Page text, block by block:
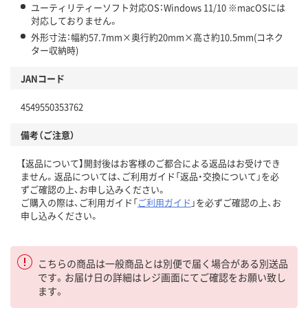
ユーティリティーソフト対応OS：Windows 11/10 ※macOSには
対応しておりません。
外形寸法：幅約57.7mm×奥行約20mm×高さ約10.5mm(コネク
ター収納時)
JANコード
4549550353762
備考（ご注意）
【返品について】開封後はお客様のご都合による返品はお受けでき
ません。返品については、ご利用ガイド「返品・交換について」を必
ずご確認の上、お申し込みください。
ご購入の際は、ご利用ガイド「ご利用ガイド 」を必ずご確認の上、お
申し込みください。
こちらの商品は一般商品とは別便で届く場合がある別送品
です。お届け日の詳細はレジ画面にてご確認をお願い致し
ます。